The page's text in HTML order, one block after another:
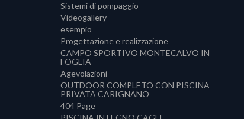
Sistemi di pompaggio
Videogallery
esempio
Progettazione e realizzazione
CAMPO SPORTIVO MONTECALVO IN
FOGLIA
Agevolazioni
OUTDOOR COMPLETO CON PISCINA
PRIVATA CARIGNANO
404 Page